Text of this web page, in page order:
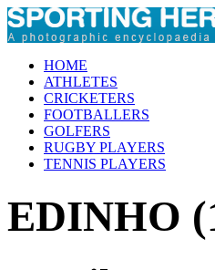
HOME
ATHLETES
CRICKETERS
FOOTBALLERS
GOLFERS
RUGBY PLAYERS
TENNIS PLAYERS
EDINHO